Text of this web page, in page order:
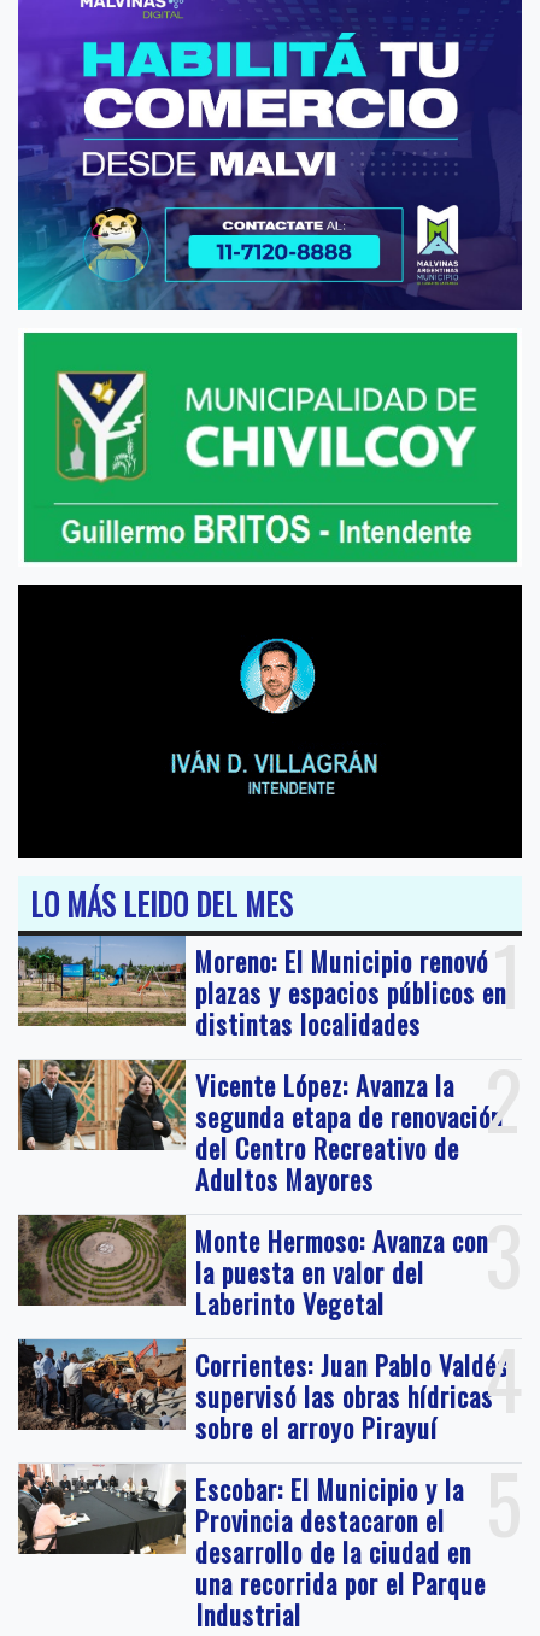
LO MÁS LEIDO DEL MES
1
Moreno: El Municipio renovó
plazas y espacios públicos en
distintas localidades
2
Vicente López: Avanza la
segunda etapa de renovación
del Centro Recreativo de
Adultos Mayores
3
Monte Hermoso: Avanza con
la puesta en valor del
Laberinto Vegetal
4
Corrientes: Juan Pablo Valdés
supervisó las obras hídricas
sobre el arroyo Pirayuí
5
Escobar: El Municipio y la
Provincia destacaron el
desarrollo de la ciudad en
una recorrida por el Parque
Industrial